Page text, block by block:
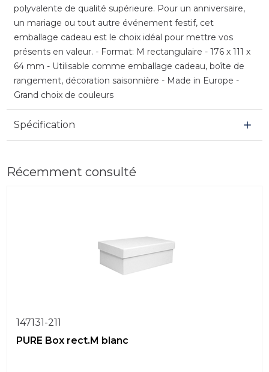
polyvalente de qualité supérieure. Pour un anniversaire,
un mariage ou tout autre événement festif, cet
emballage cadeau est le choix idéal pour mettre vos
présents en valeur. - Format: M rectangulaire - 176 x 111 x
64 mm - Utilisable comme emballage cadeau, boîte de
rangement, décoration saisonnière - Made in Europe -
Grand choix de couleurs
Spécification
Récemment consulté
147131-211
PURE Box rect.M blanc